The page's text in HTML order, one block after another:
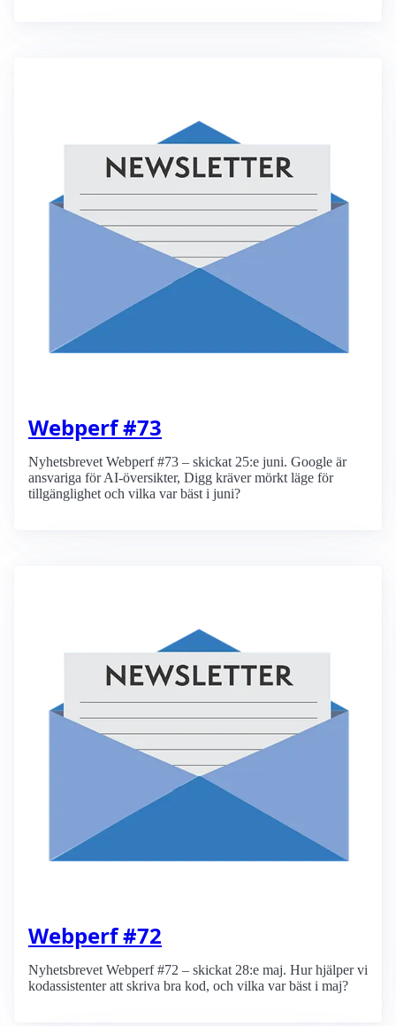
Webperf #73
Nyhetsbrevet Webperf #73 – skickat 25:e juni. Google är
ansvariga för AI-översikter, Digg kräver mörkt läge för
tillgänglighet och vilka var bäst i juni?
Webperf #72
Nyhetsbrevet Webperf #72 – skickat 28:e maj. Hur hjälper vi
kodassistenter att skriva bra kod, och vilka var bäst i maj?